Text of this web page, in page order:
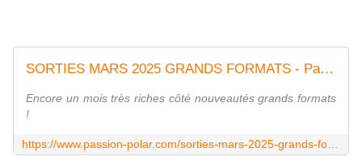
SORTIES MARS 2025 GRANDS FORMATS - Passion Polar
Encore un mois très riches côté nouveautés grands formats
!